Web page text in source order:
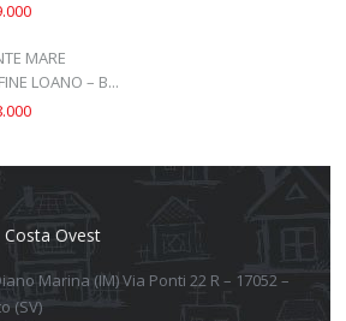
MARE
LOANO – B...
Ovest
Marina (IM) Via Ponti 22 R – 17052 –
(SV)